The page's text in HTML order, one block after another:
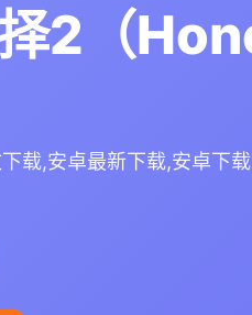
2（
载,安卓最新下载,安卓下